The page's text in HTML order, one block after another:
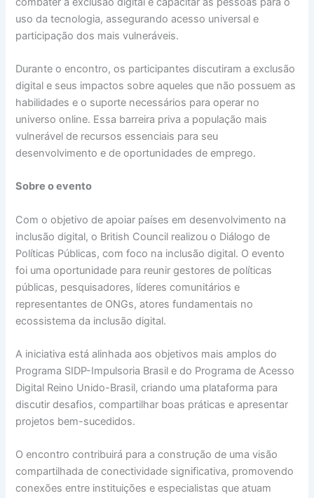
uso da tecnologia, assegurando acesso universal e
participação dos mais vulneráveis.
Durante o encontro, os participantes discutiram a exclusão
digital e seus impactos sobre aqueles que não possuem as
habilidades e o suporte necessários para operar no
universo online. Essa barreira priva a população mais
vulnerável de recursos essenciais para seu
desenvolvimento e de oportunidades de emprego.
Sobre o evento
Com o objetivo de apoiar países em desenvolvimento na
inclusão digital, o British Council realizou o Diálogo de
Políticas Públicas, com foco na inclusão digital. O evento
foi uma oportunidade para reunir gestores de políticas
públicas, pesquisadores, líderes comunitários e
representantes de ONGs, atores fundamentais no
ecossistema da inclusão digital.
A iniciativa está alinhada aos objetivos mais amplos do
Programa SIDP-Impulsoria Brasil e do Programa de Acesso
Digital Reino Unido-Brasil, criando uma plataforma para
discutir desafios, compartilhar boas práticas e apresentar
projetos bem-sucedidos.
O encontro contribuirá para a construção de uma visão
compartilhada de conectividade significativa, promovendo
conexões entre instituições e especialistas que atuam